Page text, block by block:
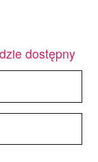
dostępny